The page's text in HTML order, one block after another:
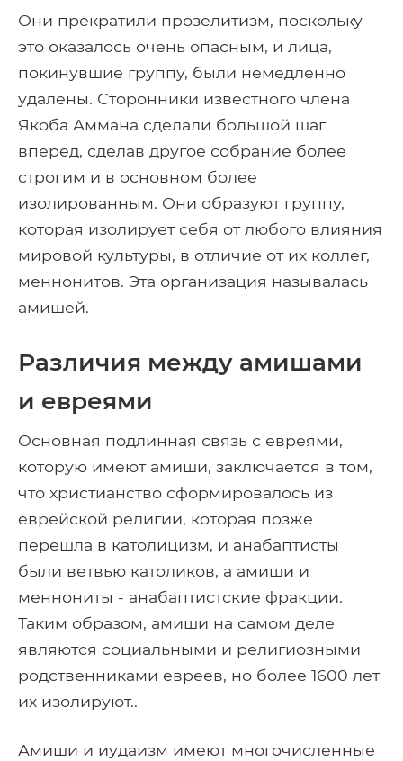
Они прекратили прозелитизм, поскольку
это оказалось очень опасным, и лица,
покинувшие группу, были немедленно
удалены. Сторонники известного члена
Якоба Аммана сделали большой шаг
вперед, сделав другое собрание более
строгим и в основном более
изолированным. Они образуют группу,
которая изолирует себя от любого влияния
мировой культуры, в отличие от их коллег,
меннонитов. Эта организация называлась
амишей.
Различия между амишами
и евреями
Основная подлинная связь с евреями,
которую имеют амиши, заключается в том,
что христианство сформировалось из
еврейской религии, которая позже
перешла в католицизм, и анабаптисты
были ветвью католиков, а амиши и
меннониты - анабаптистские фракции.
Таким образом, амиши на самом деле
являются социальными и религиозными
родственниками евреев, но более 1600 лет
их изолируют..
Амиши и иудаизм имеют многочисленные